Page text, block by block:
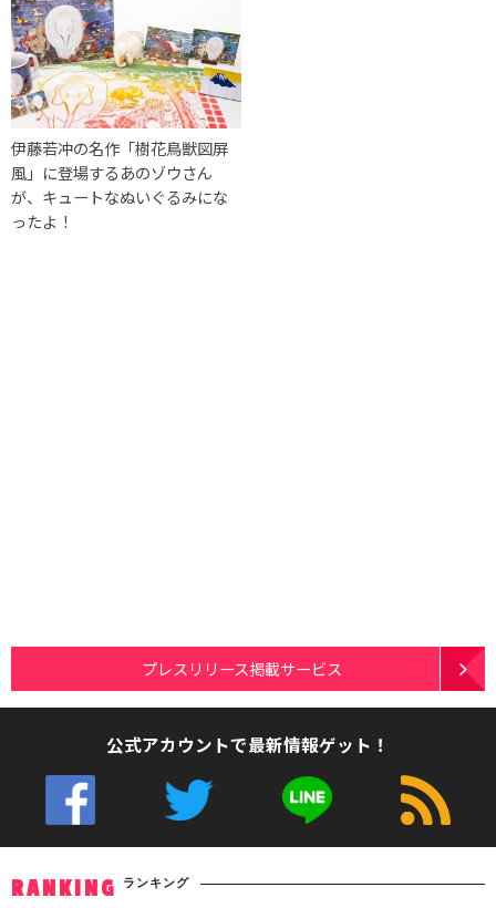
伊藤若冲の名作「樹花鳥獣図屏
風」に登場するあのゾウさん
が、キュートなぬいぐるみにな
ったよ！
プレスリリース掲載サービス
公式アカウントで最新情報ゲット！
RANKING ランキング